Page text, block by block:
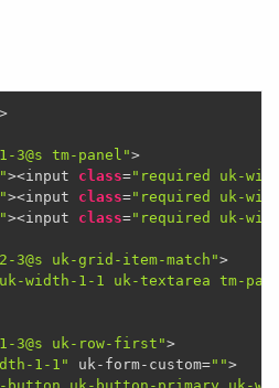
>
3@s tm-panel">
><input class="required uk-
><input class="required uk-
><input class="required uk-
3@s uk-grid-item-match">
width-1-1 uk-textarea tm-
3@s uk-row-first">
1-1" uk-form-custom="">